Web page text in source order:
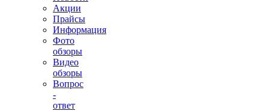
Акции
Прайсы
Информация
Фото
обзоры
Видео
обзоры
Вопрос
-
ответ